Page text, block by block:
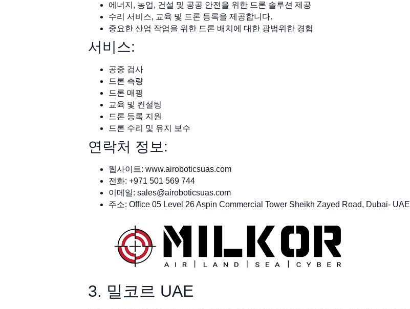
에너지, 농업, 건설 및 공공 안전을 위한 드론 솔루션 제공
수리 서비스, 교육 및 드론 등록을 제공합니다.
중요한 산업 작업을 위한 드론 배치에 대한 광범위한 경험
서비스:
공중 검사
드론 측량
드론 매핑
교육 및 컨설팅
드론 등록 지원
드론 수리 및 유지 보수
연락처 정보:
웹사이트: www.airoboticsuas.com
전화: +971 501 569 744
이메일: sales@airoboticsuas.com
주소: Office 05 Level 26 Aspin Commercial Tower Sheikh Zayed Road, Dubai- UAE
3. 밀코르 UAE